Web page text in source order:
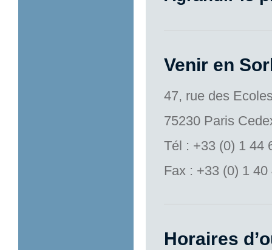
Venir en
47, rue des
75230 Paris
Tél : +33 (0) 1 44
Fax : +33 (0) 1 40
Horaires